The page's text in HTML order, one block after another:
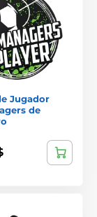
Jugador
de